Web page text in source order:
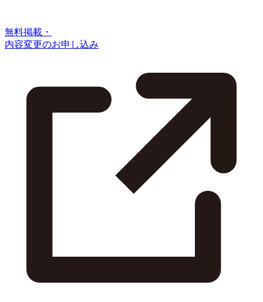
無料掲載・
内容変更のお申し込み